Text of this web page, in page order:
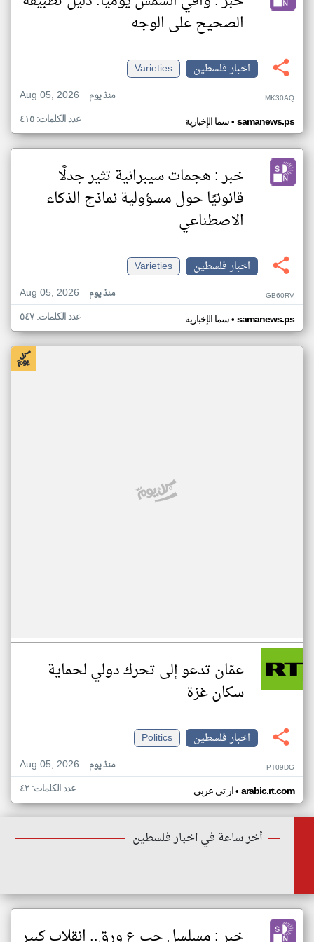
الصحيح على الوجه
اخبار فلسطين
Varieties
Aug 05, 2026
منذ يوم MK30AQ
سما الإخبارية• samanews.ps عدد الكلمات: ٤١٥
خبر : هجمات سيبرانية تثير جدلًا
قانونيًا حول مسؤولية نماذج الذكاء
الاصطناعي
اخبار فلسطين
Varieties
Aug 05, 2026
منذ يوم GB60RV
سما الإخبارية• samanews.ps عدد الكلمات: ٥٤٧
عمّان تدعو إلى تحرك دولي لحماية
سكان غزة
اخبار فلسطين
Politics
Aug 05, 2026
منذ يوم PT09DG
ار تي عربي• arabic.rt.com عدد الكلمات: ٤٢
أخر ساعة في اخبار فلسطين